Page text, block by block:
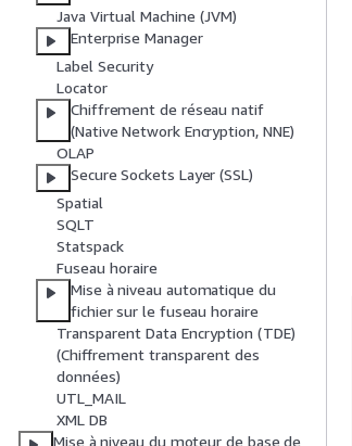
Java Virtual Machine (JVM)
Enterprise Manager
Label Security
Locator
Chiffrement de réseau natif
(Native Network Encryption, NNE)
OLAP
Secure Sockets Layer (SSL)
Spatial
SQLT
Statspack
Fuseau horaire
Mise à niveau automatique du
fichier sur le fuseau horaire
Transparent Data Encryption (TDE)
(Chiffrement transparent des
données)
UTL_MAIL
XML DB
Mise à niveau du moteur de base de